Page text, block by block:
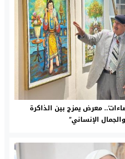
معرض يمزج بين الذاكرة
الإنساني”